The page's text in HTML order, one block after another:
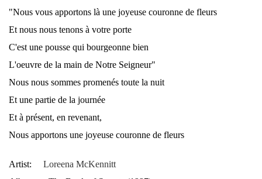
"Nous vous apportons là une joyeuse couronne de fleurs
Et nous nous tenons à votre porte
C'est une pousse qui bourgeonne bien
L'oeuvre de la main de Notre Seigneur"
Nous nous sommes promenés toute la nuit
Et une partie de la journée
Et à présent, en revenant,
Nous apportons une joyeuse couronne de fleurs
Artist:
Loreena McKennitt